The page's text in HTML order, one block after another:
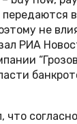
передаются
не
РИА
что